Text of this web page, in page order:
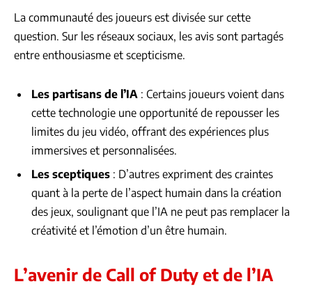
La communauté des joueurs est divisée sur cette
question. Sur les réseaux sociaux, les avis sont partagés
entre enthousiasme et scepticisme.
Les partisans de l’IA : Certains joueurs voient dans
cette technologie une opportunité de repousser les
limites du jeu vidéo, offrant des expériences plus
immersives et personnalisées.
Les sceptiques : D’autres expriment des craintes
quant à la perte de l’aspect humain dans la création
des jeux, soulignant que l’IA ne peut pas remplacer la
créativité et l’émotion d’un être humain.
L’avenir de Call of Duty et de l’IA